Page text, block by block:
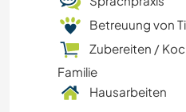
Betreuung von
Zubereiten /
Familie
Hausarbeiten